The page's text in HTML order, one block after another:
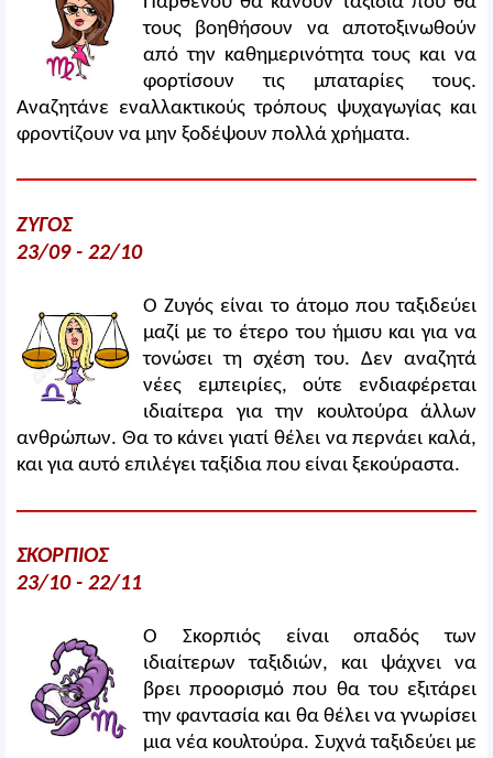
τους βοηθήσουν να αποτοξινωθούν
από την καθημερινότητα τους και να
φορτίσουν τις μπαταρίες τους.
Αναζητάνε εναλλακτικούς τρόπους ψυχαγωγίας και
φροντίζουν να μην ξοδέψουν πολλά χρήματα.
ΖΥΓΟΣ
23/09 - 22/10
Ο Ζυγός είναι το άτομο που ταξιδεύει
μαζί με το έτερο του ήμισυ και για να
τονώσει τη σχέση του. Δεν αναζητά
νέες εμπειρίες, ούτε ενδιαφέρεται
ιδιαίτερα για την κουλτούρα άλλων
ανθρώπων. Θα το κάνει γιατί θέλει να περνάει καλά,
και για αυτό επιλέγει ταξίδια που είναι ξεκούραστα.
ΣΚΟΡΠΙΟΣ
23/10 - 22/11
Ο Σκορπιός είναι οπαδός των
ιδιαίτερων ταξιδιών, και ψάχνει να
βρει προορισμό που θα του εξιτάρει
την φαντασία και θα θέλει να γνωρίσει
μια νέα κουλτούρα. Συχνά ταξιδεύει με